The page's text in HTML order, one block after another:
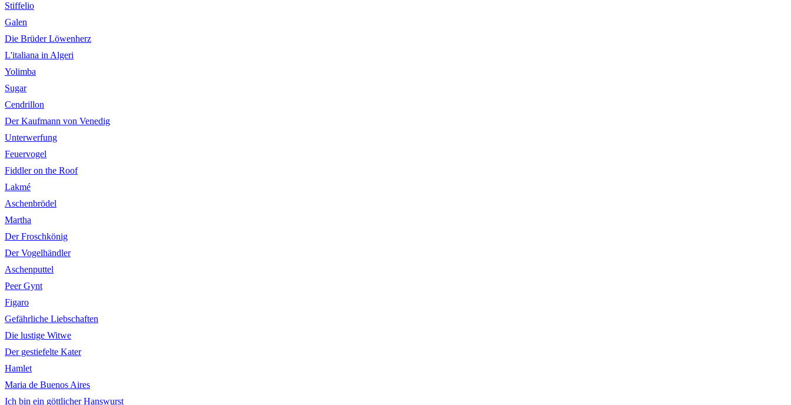
Stiffelio
Galen
Die Brüder Löwenherz
L'italiana in Algeri
Yolimba
Sugar
Cendrillon
Der Kaufmann von Venedig
Unterwerfung
Feuervogel
Fiddler on the Roof
Lakmé
Aschenbrödel
Martha
Der Froschkönig
Der Vogelhändler
Aschenputtel
Peer Gynt
Figaro
Gefährliche Liebschaften
Die lustige Witwe
Der gestiefelte Kater
Hamlet
Maria de Buenos Aires
Ich bin ein göttlicher Hanswurst